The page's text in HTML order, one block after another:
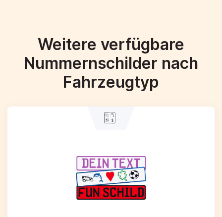
Weitere verfügbare
Nummernschilder nach
Fahrzeugtyp